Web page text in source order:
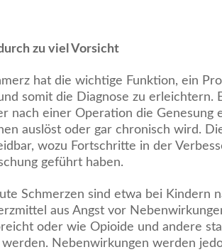
zu viel Vorsicht
hat die wichtige Funktion, ein
somit die Diagnose zu erleichtern.
nach einer Operation die Genesung
auslöst oder gar chronisch wird.
wozu Fortschritte in der
geführt haben.
Schmerzen sind etwa bei Kindern
aus Angst vor
oder wie Opioide und andere
werden. Nebenwirkungen werden